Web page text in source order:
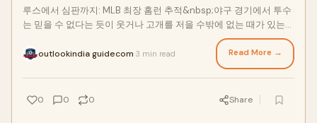
루스에서 심판까지: MLB 최장 홈런 추적&nbsp;야구 경기에서 투수
는 믿을 수 없다는 듯이 웃거나 고개를 저을 수밖에 없는 때가 있는
데, 외야수들은 그저 장엄한 홈런으로 벽을 넘을 뿐만 아니라, 많은
경우에 공은 이전에 홈런이 거의 없었던 곳으로 갑니다.&nbsp;요즘
outlookindia guidecom 3 min read Read More →
0 0 0 Share